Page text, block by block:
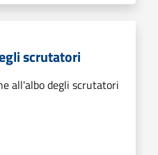
scrutatori
all'albo degli scrutatori